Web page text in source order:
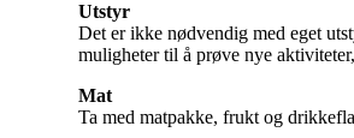
Utstyr
Det er ikke nødvendig med eget
muligheter til å prøve nye
Mat
Ta med matpakke, frukt og